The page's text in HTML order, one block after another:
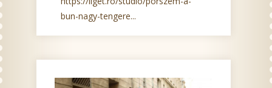
bun-nagy-tengere...